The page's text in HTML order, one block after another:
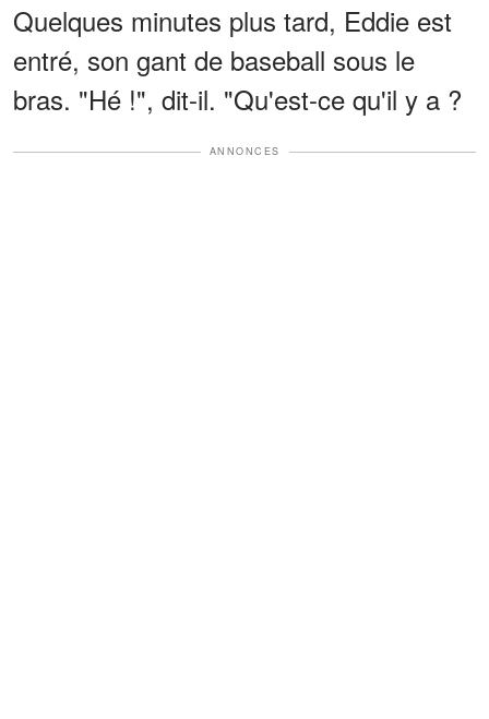
Quelques minutes plus tard, Eddie est
entré, son gant de baseball sous le
bras. "Hé !", dit-il. "Qu'est-ce qu'il y a ?
ANNONCES